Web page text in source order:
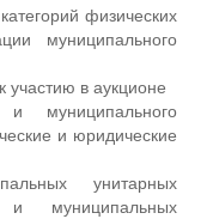
физических
муниципального
участию в аукционе
и муниципального
и юридические
унитарных
и муниципальных